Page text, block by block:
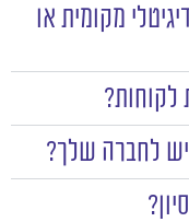
מקומית או
לקוחות?
יש לחברה שלך?